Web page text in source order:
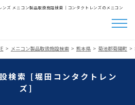
ンズ メニコン製品取扱施設検索│コンタクトレンズのメニコン
メニコン製品取扱施設検索 熊本県 菊池郡菊陽町
検索 [堀田コンタクトレン
ズ]